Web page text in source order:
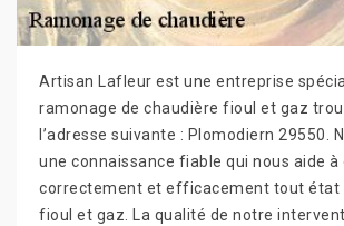
Artisan Lafleur est une entreprise
ramonage de chaudière fioul et gaz
l’adresse suivante : Plomodiern 29550.
une connaissance fiable qui nous aide
correctement et efficacement tout état
fioul et gaz. La qualité de notre